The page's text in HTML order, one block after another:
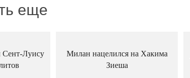
еще
Сент-Луису
Милан нацелился на Хакима
Зиеша